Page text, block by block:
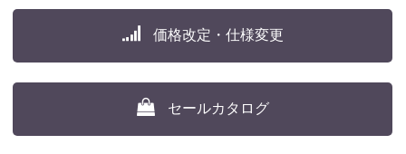
価格改定・仕様変更
セールカタログ